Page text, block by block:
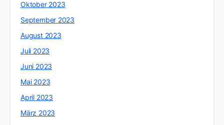
Oktober 2023
September 2023
August 2023
Juli 2023
Juni 2023
Mai 2023
April 2023
März 2023